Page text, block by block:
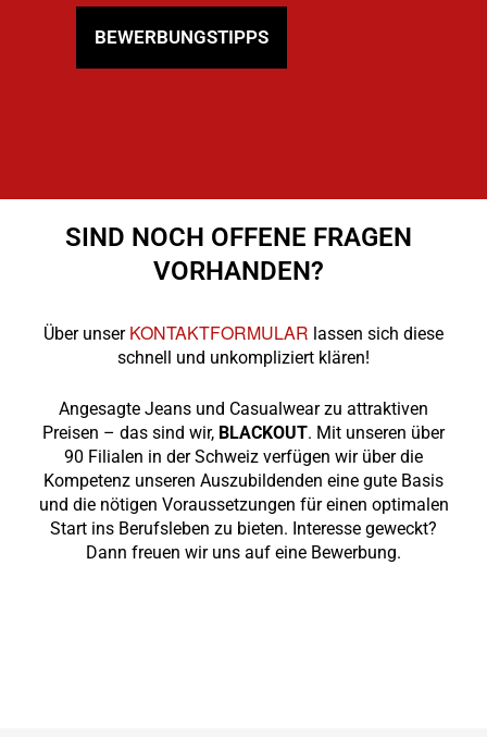
BEWERBUNGSTIPPS
SIND NOCH OFFENE FRAGEN
VORHANDEN?
Über unser KONTAKTFORMULAR lassen sich diese
schnell und unkompliziert klären!
Angesagte Jeans und Casualwear zu attraktiven
Preisen – das sind wir, BLACKOUT. Mit unseren über
90 Filialen in der Schweiz verfügen wir über die
Kompetenz unseren Auszubildenden eine gute Basis
und die nötigen Voraussetzungen für einen optimalen
Start ins Berufsleben zu bieten. Interesse geweckt?
Dann freuen wir uns auf eine Bewerbung.